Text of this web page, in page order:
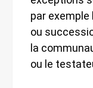
par
ou
la
ou le